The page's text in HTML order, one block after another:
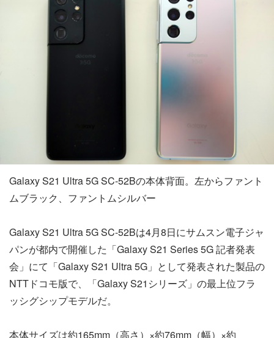
Galaxy S21 Ultra 5G SC-52Bの本体背面。左からファント
ムブラック、ファントムシルバー
Galaxy S21 Ultra 5G SC-52Bは4月8日にサムスン電子ジャ
パンが都内で開催した「Galaxy S21 Series 5G 記者発表
会」にて「Galaxy S21 Ultra 5G」として発表された製品の
NTTドコモ版で、「Galaxy S21シリーズ」の最上位フラ
ッシグシップモデルだ。
本体サイズは約165mm（高さ）×約76mm（幅）×約